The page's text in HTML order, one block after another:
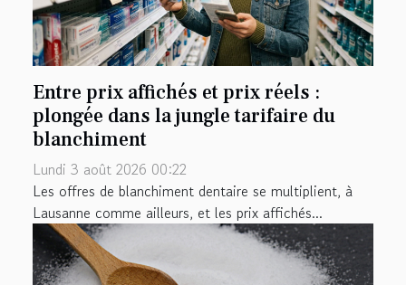
Entre prix affichés et prix réels :
plongée dans la jungle tarifaire du
blanchiment
Lundi 3 août 2026 00:22
Les offres de blanchiment dentaire se multiplient, à
Lausanne comme ailleurs, et les prix affichés...